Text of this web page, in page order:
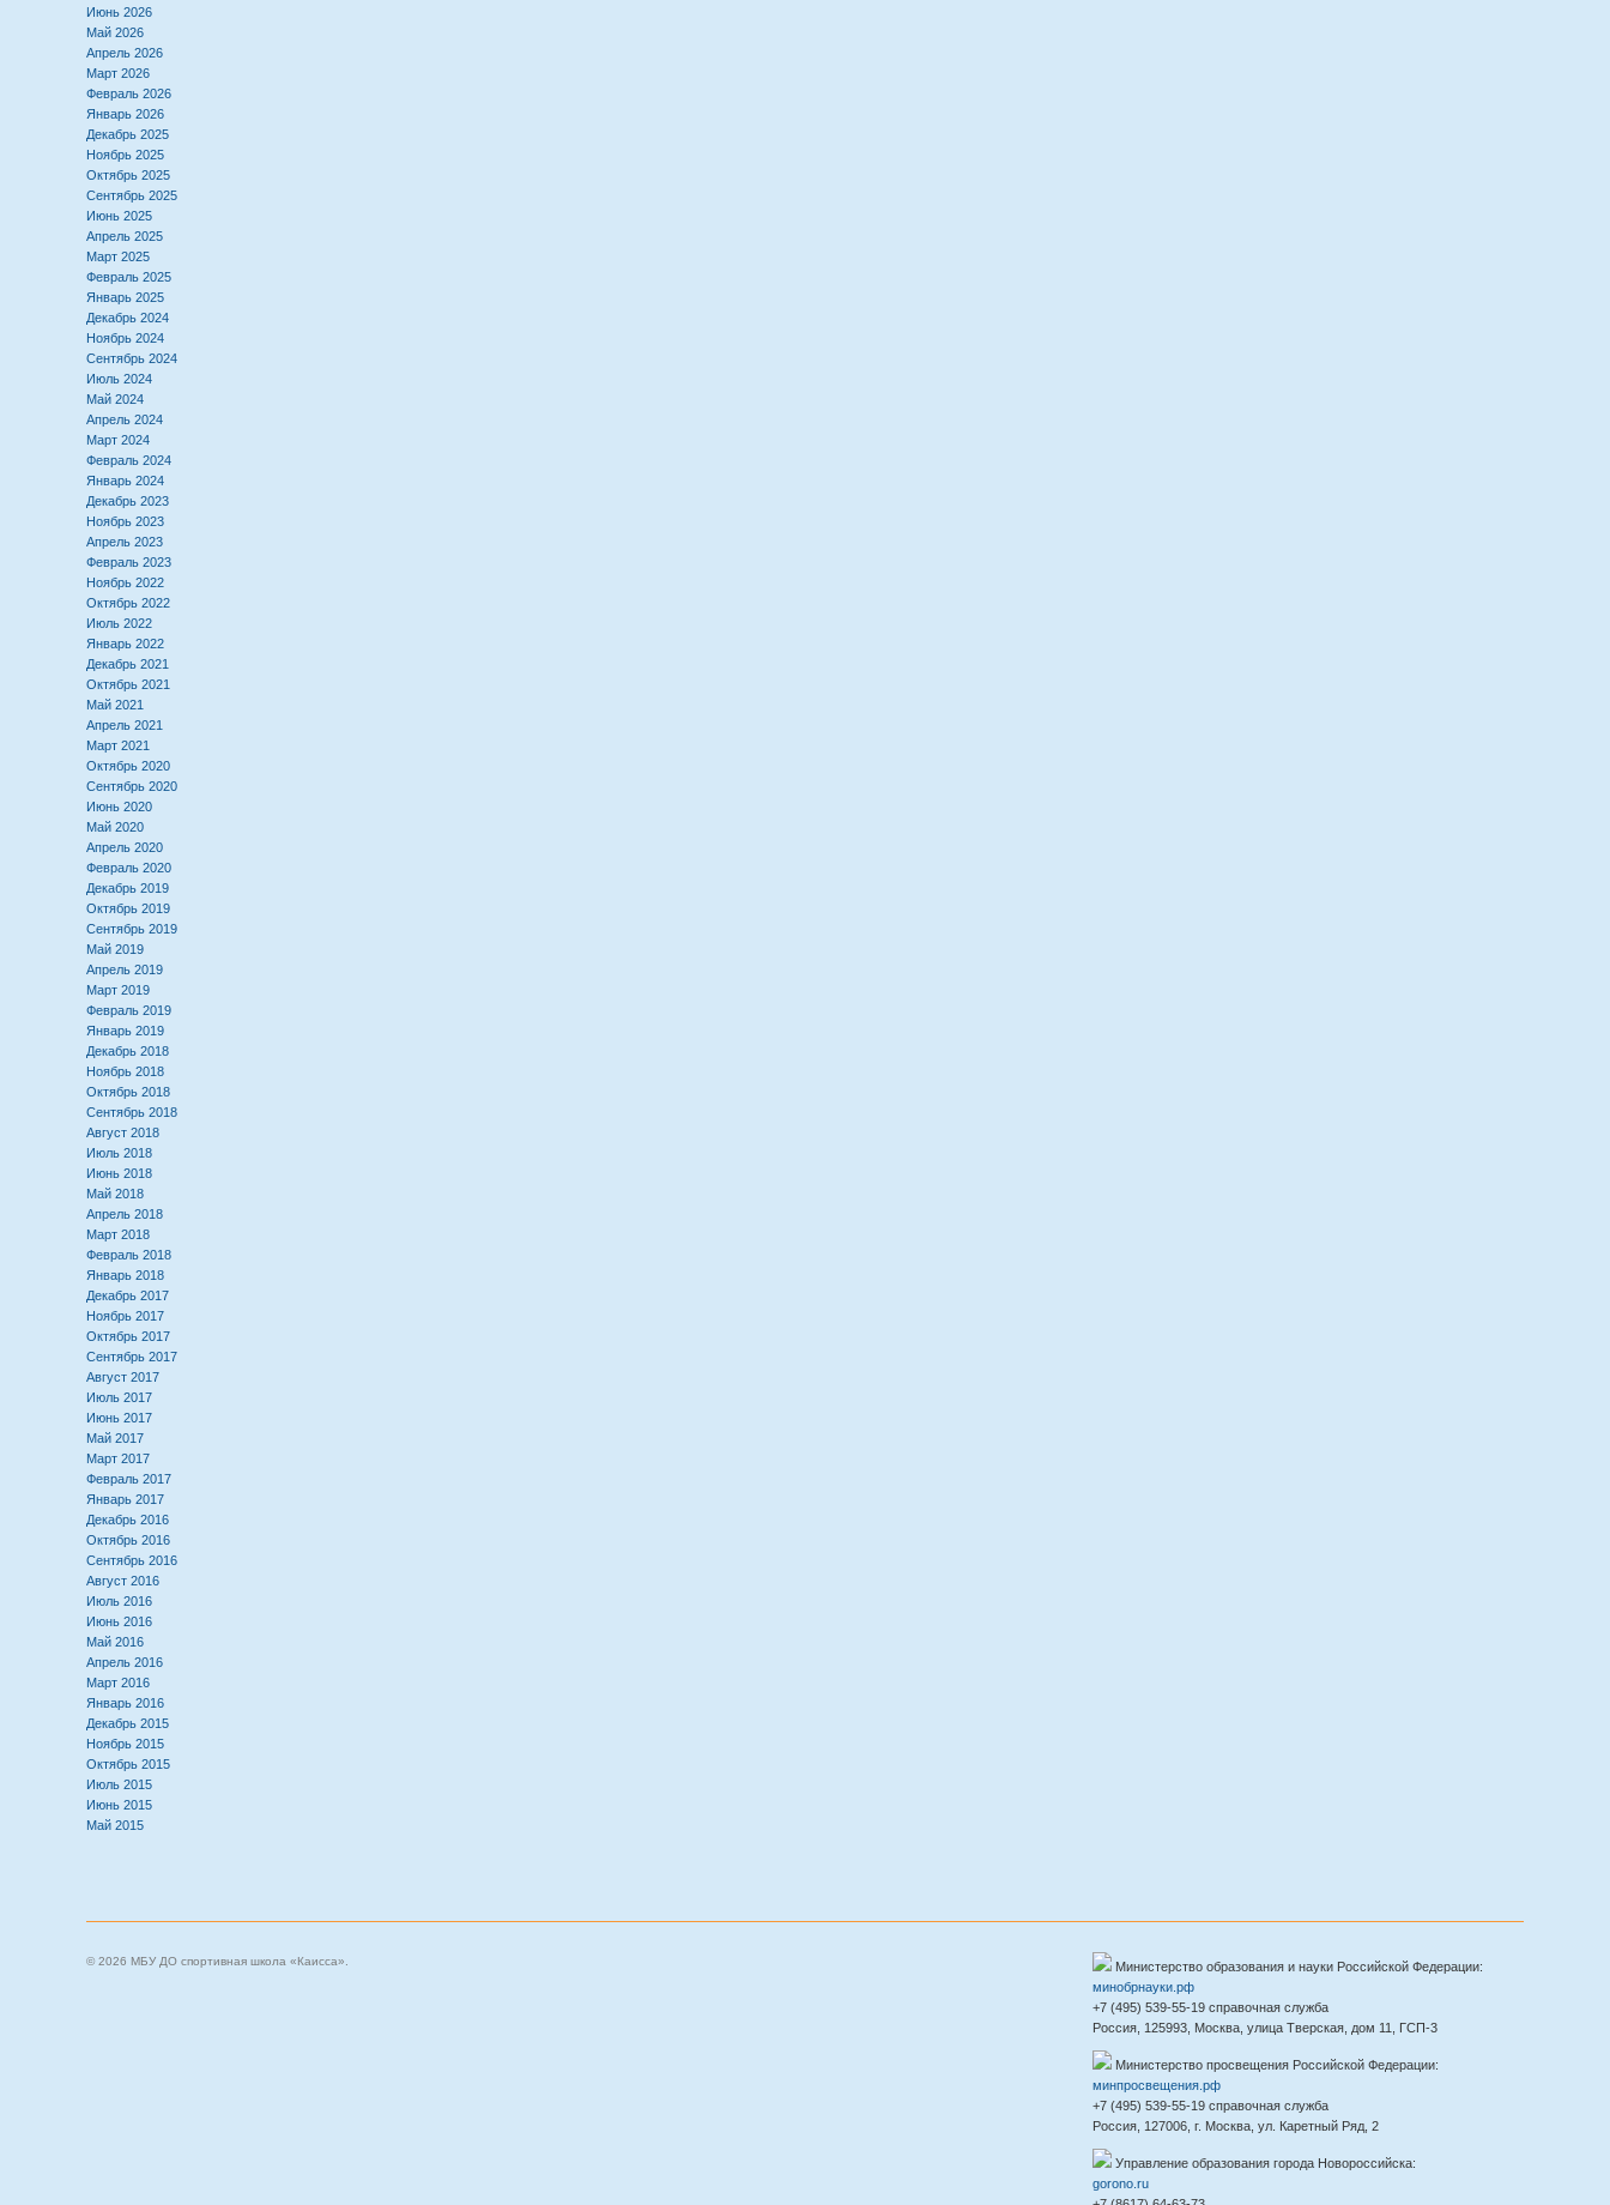
Июнь 2026
Май 2026
Апрель 2026
Март 2026
Февраль 2026
Январь 2026
Декабрь 2025
Ноябрь 2025
Октябрь 2025
Сентябрь 2025
Июнь 2025
Апрель 2025
Март 2025
Февраль 2025
Январь 2025
Декабрь 2024
Ноябрь 2024
Сентябрь 2024
Июль 2024
Май 2024
Апрель 2024
Март 2024
Февраль 2024
Январь 2024
Декабрь 2023
Ноябрь 2023
Апрель 2023
Февраль 2023
Ноябрь 2022
Октябрь 2022
Июль 2022
Январь 2022
Декабрь 2021
Октябрь 2021
Май 2021
Апрель 2021
Март 2021
Октябрь 2020
Сентябрь 2020
Июнь 2020
Май 2020
Апрель 2020
Февраль 2020
Декабрь 2019
Октябрь 2019
Сентябрь 2019
Май 2019
Апрель 2019
Март 2019
Февраль 2019
Январь 2019
Декабрь 2018
Ноябрь 2018
Октябрь 2018
Сентябрь 2018
Август 2018
Июль 2018
Июнь 2018
Май 2018
Апрель 2018
Март 2018
Февраль 2018
Январь 2018
Декабрь 2017
Ноябрь 2017
Октябрь 2017
Сентябрь 2017
Август 2017
Июль 2017
Июнь 2017
Май 2017
Март 2017
Февраль 2017
Январь 2017
Декабрь 2016
Октябрь 2016
Сентябрь 2016
Август 2016
Июль 2016
Июнь 2016
Май 2016
Апрель 2016
Март 2016
Январь 2016
Декабрь 2015
Ноябрь 2015
Октябрь 2015
Июль 2015
Июнь 2015
Май 2015
Министерство образования и науки Российской Федерации:
минобрнауки.рф
+7 (495) 539-55-19 справочная служба
Россия, 125993, Москва, улица Тверская, дом 11, ГСП-3
Министерство просвещения Российской Федерации:
минпросвещения.рф
+7 (495) 539-55-19 справочная служба
Россия, 127006, г. Москва, ул. Каретный Ряд, 2
Управление образования города Новороссийска:
gorono.ru
© 2026 МБУ ДО спортивная школа «Каисса».